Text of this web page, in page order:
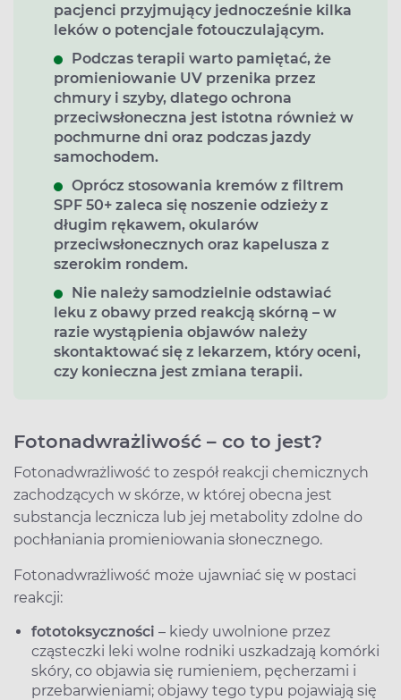
pacjenci przyjmujący jednocześnie kilka
leków o potencjale fotouczulającym.
Podczas terapii warto pamiętać, że
promieniowanie UV przenika przez
chmury i szyby, dlatego ochrona
przeciwsłoneczna jest istotna również w
pochmurne dni oraz podczas jazdy
samochodem.
Oprócz stosowania kremów z filtrem
SPF 50+ zaleca się noszenie odzieży z
długim rękawem, okularów
przeciwsłonecznych oraz kapelusza z
szerokim rondem.
Nie należy samodzielnie odstawiać
leku z obawy przed reakcją skórną – w
razie wystąpienia objawów należy
skontaktować się z lekarzem, który oceni,
czy konieczna jest zmiana terapii.
Fotonadwrażliwość – co to jest?
Fotonadwrażliwość to zespół reakcji chemicznych
zachodzących w skórze, w której obecna jest
substancja lecznicza lub jej metabolity zdolne do
pochłaniania promieniowania słonecznego.
Fotonadwrażliwość może ujawniać się w postaci
reakcji:
fototoksyczności – kiedy uwolnione przez
cząsteczki leki wolne rodniki uszkadzają komórki
skóry, co objawia się rumieniem, pęcherzami i
przebarwieniami; objawy tego typu pojawiają się